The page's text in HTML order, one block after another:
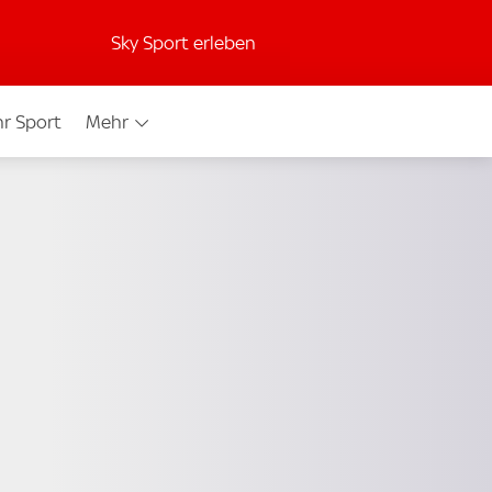
Sky Sport erleben
Sport Mehr